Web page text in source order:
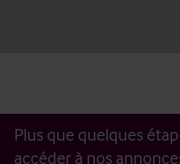
Plus que quelques
accéder à nos